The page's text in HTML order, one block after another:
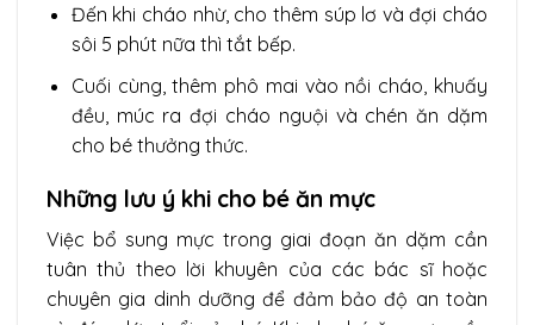
Đến khi cháo nhừ, cho thêm súp lơ và đợi cháo
sôi 5 phút nữa thì tắt bếp.
Cuối cùng, thêm phô mai vào nồi cháo, khuấy
đều, múc ra đợi cháo nguội và chén ăn dặm
cho bé thưởng thức.
Những lưu ý khi cho bé ăn mực
Việc bổ sung mực trong giai đoạn ăn dặm cần
tuân thủ theo lời khuyên của các bác sĩ hoặc
chuyên gia dinh dưỡng để đảm bảo độ an toàn